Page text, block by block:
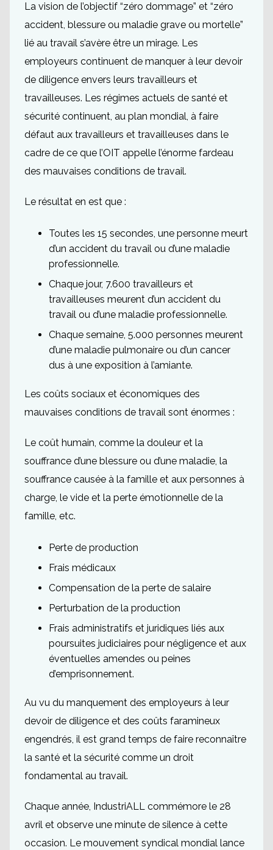
La vision de l’objectif “zéro dommage” et “zéro
accident, blessure ou maladie grave ou mortelle”
lié au travail s’avère être un mirage. Les
employeurs continuent de manquer à leur devoir
de diligence envers leurs travailleurs et
travailleuses. Les régimes actuels de santé et
sécurité continuent, au plan mondial, à faire
défaut aux travailleurs et travailleuses dans le
cadre de ce que l’OIT appelle l’énorme fardeau
des mauvaises conditions de travail.
Le résultat en est que :
Toutes les 15 secondes, une personne meurt
d’un accident du travail ou d’une maladie
professionnelle.
Chaque jour, 7.600 travailleurs et
travailleuses meurent d’un accident du
travail ou d’une maladie professionnelle.
Chaque semaine, 5.000 personnes meurent
d’une maladie pulmonaire ou d’un cancer
dus à une exposition à l’amiante.
Les coûts sociaux et économiques des
mauvaises conditions de travail sont énormes :
Le coût humain, comme la douleur et la
souffrance d’une blessure ou d’une maladie, la
souffrance causée à la famille et aux personnes à
charge, le vide et la perte émotionnelle de la
famille, etc.
Perte de production
Frais médicaux
Compensation de la perte de salaire
Perturbation de la production
Frais administratifs et juridiques liés aux
poursuites judiciaires pour négligence et aux
éventuelles amendes ou peines
d’emprisonnement.
Au vu du manquement des employeurs à leur
devoir de diligence et des coûts faramineux
engendrés, il est grand temps de faire reconnaître
la santé et la sécurité comme un droit
fondamental au travail.
Chaque année, IndustriALL commémore le 28
avril et observe une minute de silence à cette
occasion. Le mouvement syndical mondial lance